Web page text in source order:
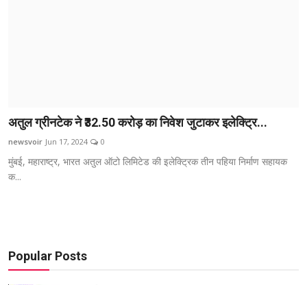
जाट प्रतिभायें
English
अतुल ग्रीनटेक ने ₹32.50 करोड़ का निवेश जुटाकर इलेक्ट्रि...
newsvoir Jun 17, 2024 0
मुंबई, महाराष्ट्र, भारत अतुल ऑटो लिमिटेड की इलेक्ट्रिक तीन पहिया निर्माण सहायक
क...
Popular Posts